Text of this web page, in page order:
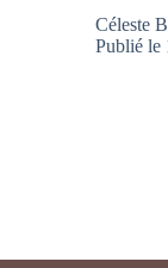
Céleste
Publié le